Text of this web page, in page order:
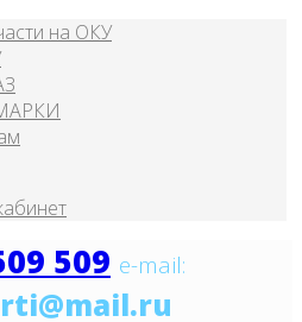
на ОКУ
509 e-mail: